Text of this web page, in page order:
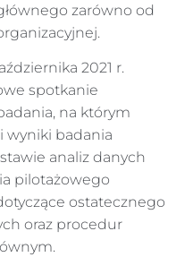
zarówno od
2021 r.
spotkanie
na którym
wyniki badania
analiz danych
pilotażowego
ostatecznego
oraz procedur